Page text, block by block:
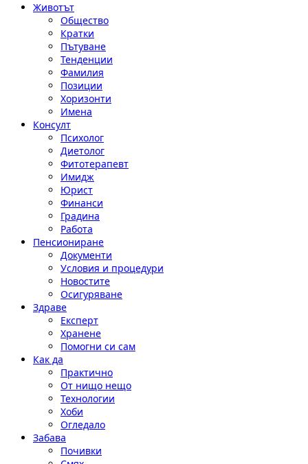
Животът
Общество
Кратки
Пътуване
Тенденции
Фамилия
Позиции
Хоризонти
Имена
Консулт
Психолог
Диетолог
Фитотерапевт
Имидж
Юрист
Финанси
Градина
Работа
Пенсиониране
Документи
Условия и процедури
Новостите
Осигуряване
Здраве
Експерт
Хранене
Помогни си сам
Как да
Практично
От нищо нещо
Технологии
Хоби
Огледало
Забава
Почивки